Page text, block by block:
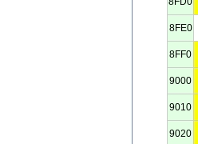
8FE0
8FF0
9000
9010
9020